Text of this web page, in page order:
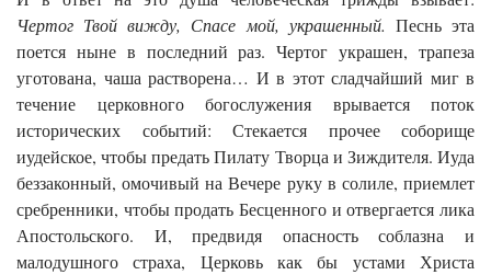
Чертог Твой вижду, Спасе мой, украшенный. Песнь эта
поется ныне в последний раз. Чертог украшен, трапеза
уготована, чаша растворена… И в этот сладчайший миг в
течение церковного богослужения врывается поток
исторических событий: Стекается прочее соборище
иудейское, чтобы предать Пилату Творца и Зиждителя. Иуда
беззаконный, омочивый на Вечере руку в солиле, приемлет
сребренники, чтобы продать Бесценного и отвергается лика
Апостольского. И, предвидя опасность соблазна и
малодушного страха, Церковь как бы устами Христа